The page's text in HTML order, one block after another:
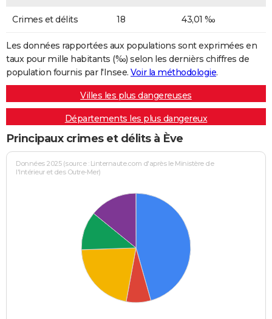
Crimes et délits 18 43,01 ‰
Les données rapportées aux populations sont exprimées en
taux pour mille habitants (‰) selon les dernièrs chiffres de
population fournis par l'Insee. Voir la méthodologie.
Villes les plus dangereuses
Départements les plus dangereux
Principaux crimes et délits à Ève
Données 2025 (source : Linternaute.com d'après le Ministère de
l'Intérieur et des Outre-Mer)